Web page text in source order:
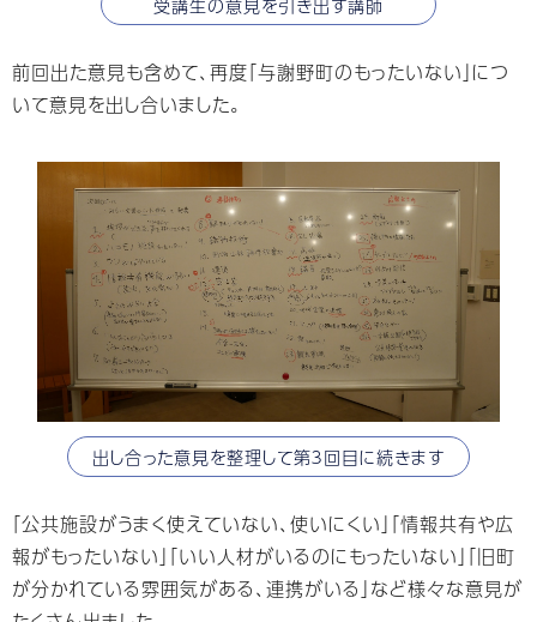
受講生の意見を引き出す講師
前回出た意⾒も含めて、再度「与謝野町のもったいない」につ
いて意⾒を出し合いました。
出し合った意見を整理して第３回目に続きます
「公共施設がうまく使えていない、使いにくい」「情報共有や広
報がもったいない」「いい人材がいるのにもったいない」「旧町
が分かれている雰囲気がある、連携がいる」など様々な意見が